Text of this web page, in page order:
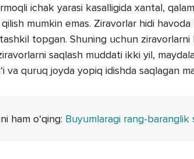
ichak yarasi kasalligida xantal,
mumkin emas. Ziravorlar hidi
topgan. Shuning uchun
saqlash muddati ikki yil,
va quruq joyda yopiq idishda saqlagan
ham o‘qing: Buyumlaragi rang-baranglik